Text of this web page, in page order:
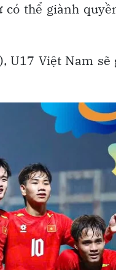
có thể giành
U17 Việt Nam sẽ